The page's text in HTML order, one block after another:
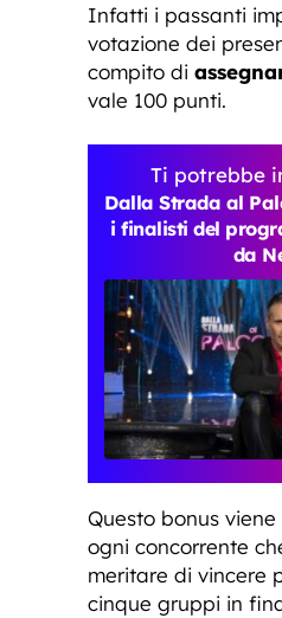
Infatti i passanti
votazione dei
compito di
vale 100 punti.
Ti potrebbe
Dalla Strada al
i finalisti del
da
Questo bonus
ogni concorrente
meritare di vincere
cinque gruppi in